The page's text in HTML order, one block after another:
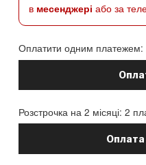
в месенджері або за
Оплатити одним платежем:
Розстрочка на 2 місяці: 2
Оплата